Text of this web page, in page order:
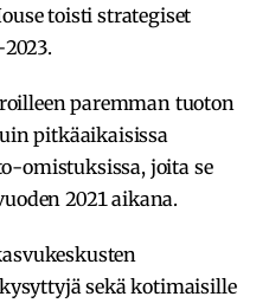
toisti strategiset
paremman tuoton
pitkäaikaisissa
omistuksissa, joita se
2021 aikana.
sekä kotimaisille